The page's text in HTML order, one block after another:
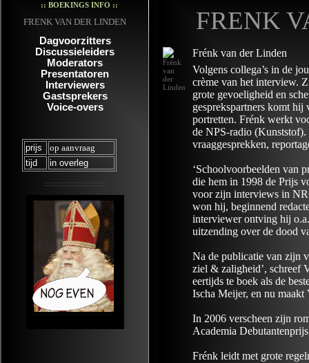
:: BOEKINGS INFO ::
FRENK VAN DER LINDEN
Dagvoorzitters
Discussieleiders
Moderators
Presentatoren
Interviewers
Gastsprekers
Voice-overs
prijs
op aanvraag
tijd
in overleg
::::::::::::::::::::::::::::::
FRENK
Frénk van der Linden
Volgens collega’s in de
crème van het interview.
grote gevoeligheid en
gesprekspartners komt
portretten. Frénk werkt
de NPS-radio
vraaggesprekken,
‘Schoolvoorbeelden van
die hem in 1998 de Prijs
voor zijn interviews in
won hij, beginnend
interviewer ontving hij
uitzending over de dood
Na de publicatie van zijn
ziel & zaligheid’, schreef
eertijds te boek als de
Ischa Meijer, en nu maakt
In 2006 verscheen zijn
Academia
Frénk leidt met grote